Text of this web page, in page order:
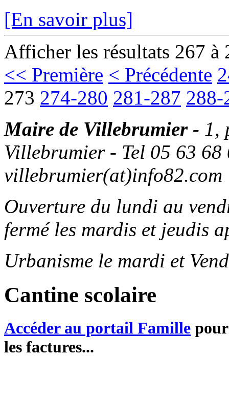
[En savoir plus]
Afficher les résultats 267 à
<< Première < Précédente
273 274-280 281-287 288-
Maire de Villebrumier - 1,
Villebrumier - Tel 05 63
villebrumier(at)info82.com
Ouverture du lundi au
fermé les mardis et jeudis
Urbanisme le mardi et
Cantine scolaire
Accéder au portail Famille
les factures...